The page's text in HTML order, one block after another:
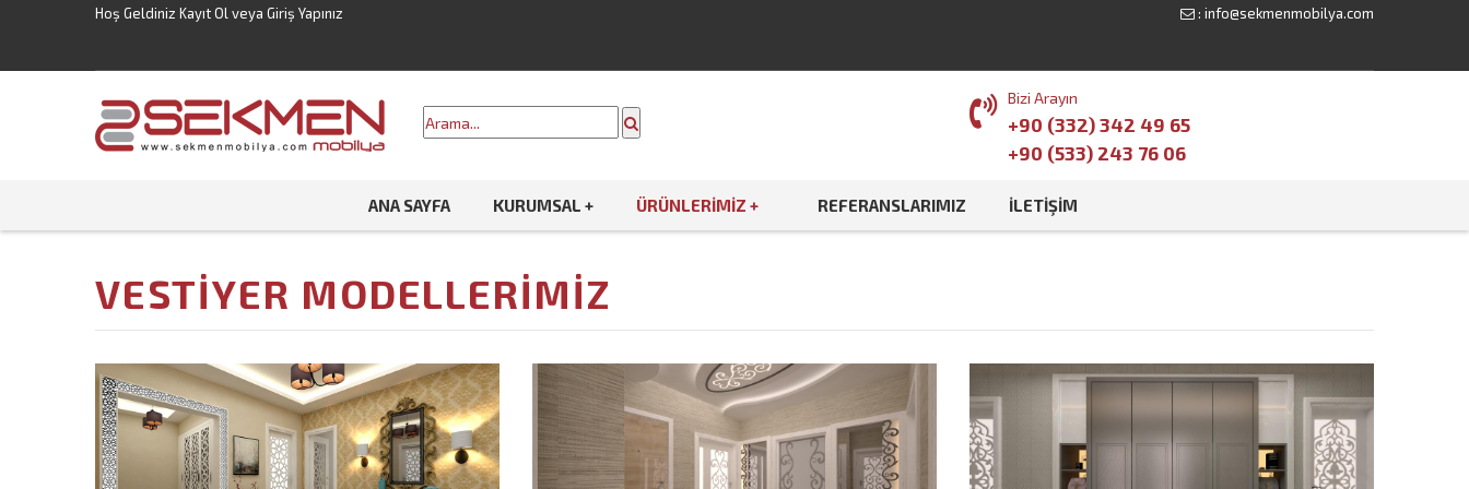
Hoş Geldiniz Kayıt Ol veya Giriş Yapınız : info@sekmenmobilya.com
Bizi Arayın
+90 (332) 342 49 65
+90 (533) 243 76 06
ANA SAYFA KURUMSAL + ÜRÜNLERIMIZ + REFERANSLARIMIZ İLETIŞIM
VESTIYER MODELLERIMIZ